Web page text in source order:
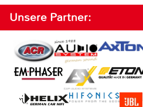
Unsere Partner: